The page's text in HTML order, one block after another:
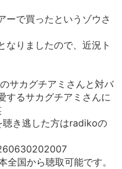
ーで買ったというゾウさ
なりましたので、近況ト
サカグチアミさんと対バ
するサカグチアミさんに
聴き逃した方はradikoの
国から聴取可能です。